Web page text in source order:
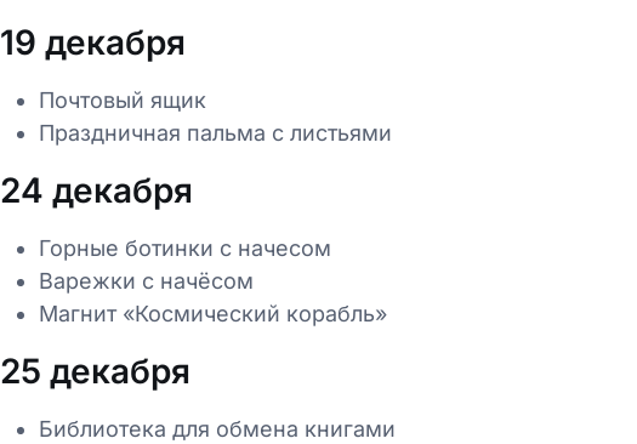
19 декабря
Почтовый ящик
Праздничная пальма с листьями
24 декабря
Горные ботинки с начесом
Варежки с начёсом
Магнит «Космический корабль»
25 декабря
Библиотека для обмена книгами